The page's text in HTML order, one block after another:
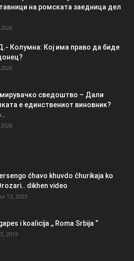
на ромската заедница дел
Колумна: Кој има право да биде
сведоштво – Дали
е единствениот виновник?
ćhavo khuvdo ćhurikaja ko
dikhen video
13, 2023
i koalicija ,, Roma Srbija “
2019